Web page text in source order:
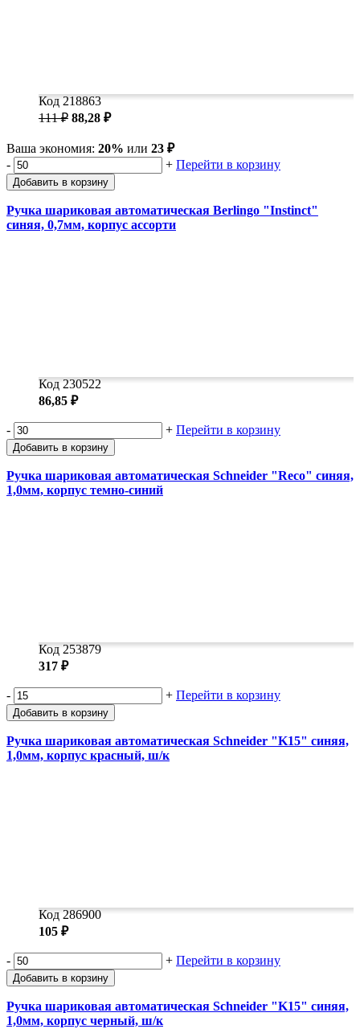
Код 218863
111 ₽ 88,28 ₽
Ваша экономия: 20% или 23 ₽
-
+ Перейти в корзину
Добавить в корзину
Ручка шариковая автоматическая Berlingo "Instinct"
синяя, 0,7мм, корпус ассорти
Код 230522
86,85 ₽
- + Перейти в корзину
Добавить в корзину
Ручка шариковая автоматическая Schneider "Reco" синяя,
1,0мм, корпус темно-синий
Код 253879
317 ₽
- + Перейти в корзину
Добавить в корзину
Ручка шариковая автоматическая Schneider "K15" синяя,
1,0мм, корпус красный, ш/к
Код 286900
105 ₽
- + Перейти в корзину
Добавить в корзину
Ручка шариковая автоматическая Schneider "K15" синяя,
1,0мм, корпус черный, ш/к